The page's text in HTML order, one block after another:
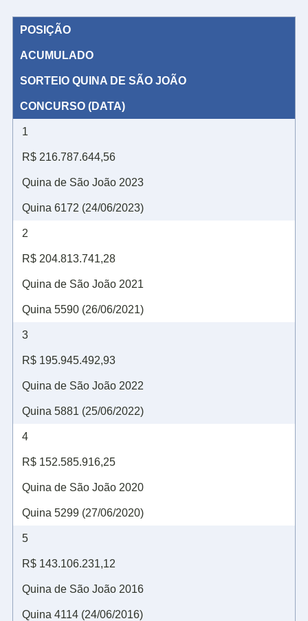
POSIÇÃO
ACUMULADO
SORTEIO QUINA DE SÃO JOÃO
CONCURSO (DATA)
1
R$ 216.787.644,56
Quina de São João 2023
Quina 6172 (24/06/2023)
2
R$ 204.813.741,28
Quina de São João 2021
Quina 5590 (26/06/2021)
3
R$ 195.945.492,93
Quina de São João 2022
Quina 5881 (25/06/2022)
4
R$ 152.585.916,25
Quina de São João 2020
Quina 5299 (27/06/2020)
5
R$ 143.106.231,12
Quina de São João 2016
Quina 4114 (24/06/2016)